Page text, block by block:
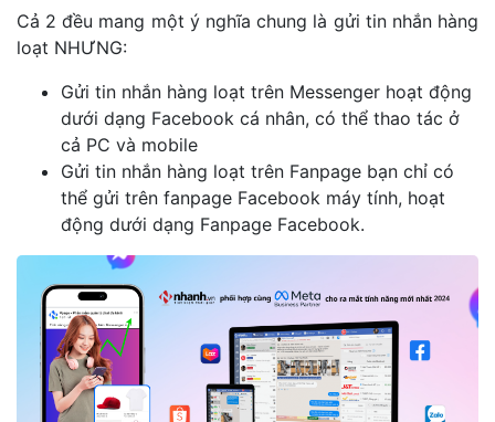
Cả 2 đều mang một ý nghĩa chung là gửi tin nhắn hàng
loạt NHƯNG:
Gửi tin nhắn hàng loạt trên Messenger hoạt động
dưới dạng Facebook cá nhân, có thể thao tác ở
cả PC và mobile
Gửi tin nhắn hàng loạt trên Fanpage bạn chỉ có
thể gửi trên fanpage Facebook máy tính, hoạt
động dưới dạng Fanpage Facebook.